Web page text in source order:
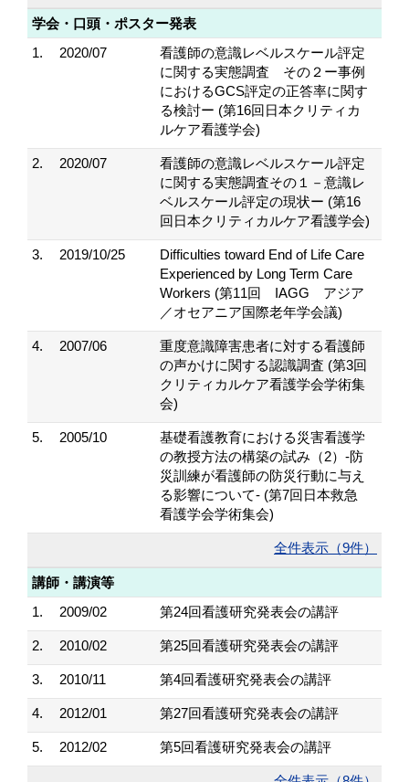
学会・口頭・ポスター発表
1.
2020/07
看護師の意識レベルスケール評定
に関する実態調査 その２ー事例
におけるGCS評定の正答率に関す
る検討ー (第16回日本クリティカ
ルケア看護学会)
2. 2020/07
看護師の意識レベルスケール評定
に関する実態調査その１－意識レ
ベルスケール評定の現状ー (第16
回日本クリティカルケア看護学会)
3. 2019/10/25
Difficulties toward End of Life Care
Experienced by Long Term Care
Workers (第11回 IAGG アジア
／オセアニア国際老年学会議)
4. 2007/06
重度意識障害患者に対する看護師
の声かけに関する認識調査 (第3回
クリティカルケア看護学会学術集
会)
5. 2005/10
基礎看護教育における災害看護学
の教授方法の構築の試み（2）-防
災訓練が看護師の防災行動に与え
る影響について- (第7回日本救急
看護学会学術集会)
全件表示（9件）
講師・講演等
1.
2009/02 第24回看護研究発表会の講評
2. 2010/02 第25回看護研究発表会の講評
3. 2010/11 第4回看護研究発表会の講評
4. 2012/01 第27回看護研究発表会の講評
5. 2012/02 第5回看護研究発表会の講評